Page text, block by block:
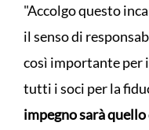
"Accolgo questo
il senso di
così importante
tutti i soci per la
impegno sarà